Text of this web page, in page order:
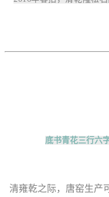
底书青花三行六
清雍乾之际，唐窑生